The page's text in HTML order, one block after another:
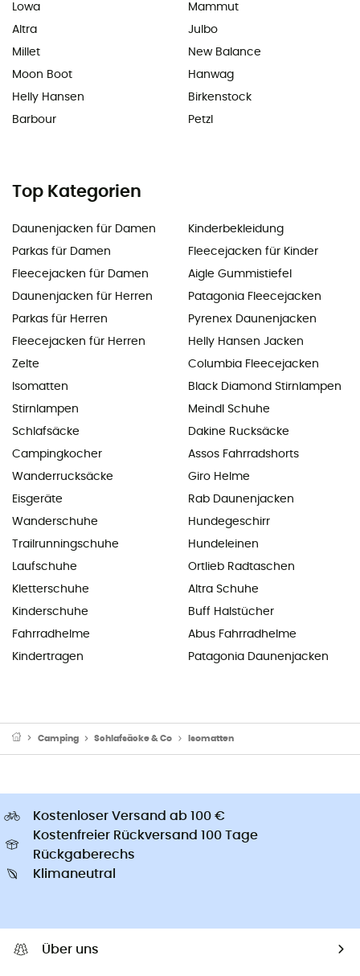
Lowa
Altra
Millet
Moon Boot
Helly Hansen
Barbour
Mammut
Julbo
New Balance
Hanwag
Birkenstock
Petzl
Top Kategorien
Daunenjacken für Damen
Parkas für Damen
Fleecejacken für Damen
Daunenjacken für Herren
Parkas für Herren
Fleecejacken für Herren
Zelte
Isomatten
Stirnlampen
Schlafsäcke
Campingkocher
Wanderrucksäcke
Eisgeräte
Wanderschuhe
Trailrunningschuhe
Laufschuhe
Kletterschuhe
Kinderschuhe
Fahrradhelme
Kindertragen
Kinderbekleidung
Fleecejacken für Kinder
Aigle Gummistiefel
Patagonia Fleecejacken
Pyrenex Daunenjacken
Helly Hansen Jacken
Columbia Fleecejacken
Black Diamond Stirnlampen
Meindl Schuhe
Dakine Rucksäcke
Assos Fahrradshorts
Giro Helme
Rab Daunenjacken
Hundegeschirr
Hundeleinen
Ortlieb Radtaschen
Altra Schuhe
Buff Halstücher
Abus Fahrradhelme
Patagonia Daunenjacken
Camping Schlafsäcke & Co Isomatten
Kostenloser Versand ab 100 €
Kostenfreier Rückversand 100 Tage
Rückgaberechs
Klimaneutral
Über uns